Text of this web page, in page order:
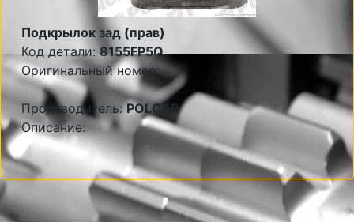
Подкрылок зад (прав)
Код детали:8155FP5Q
Оригинальный номер:
Производитель:POLCAR
Описание: